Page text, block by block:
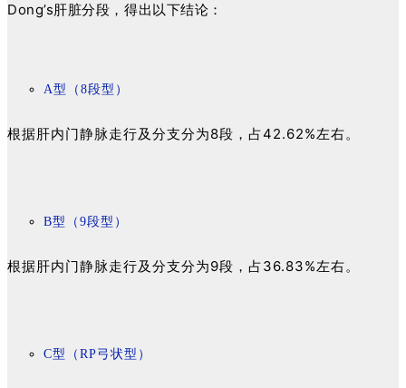
Dong’s肝脏分段，得出以下结论：
A型（8段型）
根据肝内门静脉走行及分支分为8段，占42.62%左右。
B型（9段型）
根据肝内门静脉走行及分支分为9段，占36.83%左右。
C型（RP弓状型）